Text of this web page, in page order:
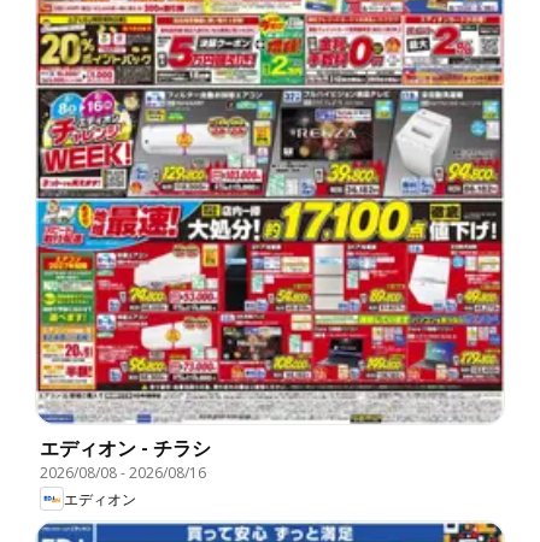
エディオン - チラシ
2026/08/08-2026/08/16
エディオン